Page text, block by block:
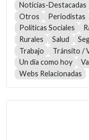
Noticias-Destacadas
Otros
Periodistas
Políticas Sociales
Rurales
Salud
Trabajo
Tránsito /
Un día como hoy
Webs Relacionadas